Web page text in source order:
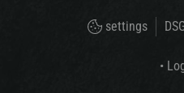
settings
•